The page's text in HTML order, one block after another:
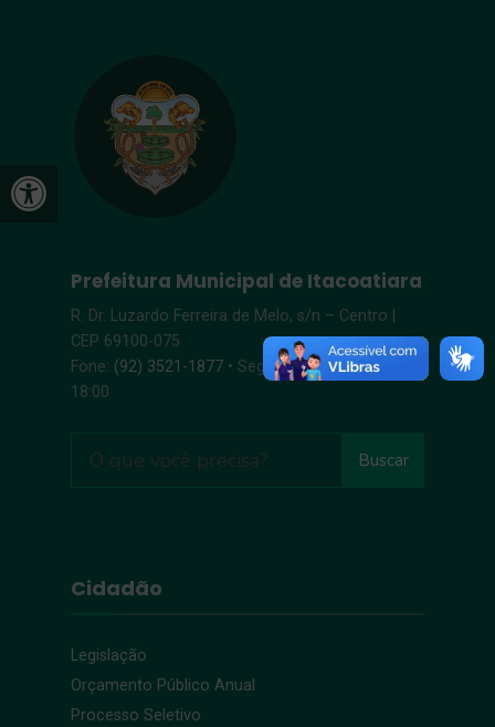
Open toolbar
Prefeitura Municipal de Itacoatiara
R. Dr. Luzardo Ferreira de Melo, s/n – Centro |
CEP 69100-075
Fone: (92) 3521-1877 • Segunda-Sexta, 8:00 –
18:00
Buscar
Cidadão
Legislação
Orçamento Público Anual
Processo Seletivo